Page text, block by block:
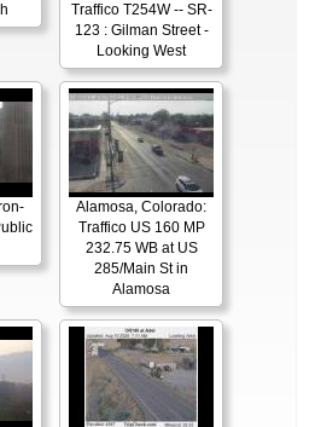
Traffico T254W -- SR-
123 : Gilman Street -
Looking West
Alamosa, Colorado:
Traffico US 160 MP
232.75 WB at US
285/Main St in
Alamosa